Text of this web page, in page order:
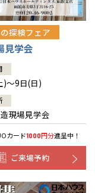
探検フェア
見学会
)～9日(日)
現場見学会
カード1000円分進呈中！
ご来場予約